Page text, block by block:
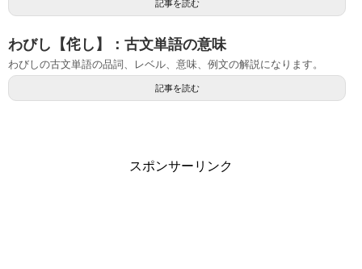
記事を読む
わびし【侘し】：古文単語の意味
わびしの古文単語の品詞、レベル、意味、例文の解説になります。
記事を読む
スポンサーリンク